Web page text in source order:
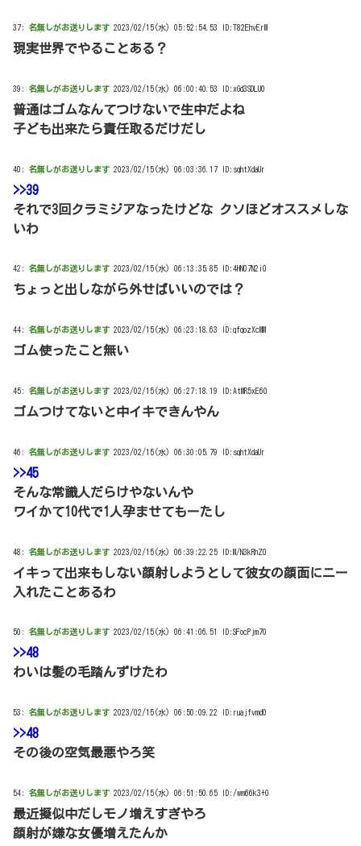
37: 名無しがお送りします 2023/02/15(水) 05:52:54.53 ID:T82EhvErM
現実世界でやることある？
39: 名無しがお送りします 2023/02/15(水) 06:00:40.53 ID:xGd3SDLU0
普通はゴムなんてつけないで生中だよね
子ども出来たら責任取るだけだし
40: 名無しがお送りします 2023/02/15(水) 06:03:36.17 ID:sqhtXdaUr
>>39
それで3回クラミジアなったけどな クソほどオススメしな
いわ
42: 名無しがお送りします 2023/02/15(水) 06:13:35.85 ID:4HN07N2i0
ちょっと出しながら外せばいいのでは？
44: 名無しがお送りします 2023/02/15(水) 06:23:18.63 ID:qfqozXcMM
ゴム使ったこと無い
45: 名無しがお送りします 2023/02/15(水) 06:27:18.19 ID:AtMR5xE60
ゴムつけてないと中イキできんやん
46: 名無しがお送りします 2023/02/15(水) 06:30:05.79 ID:sqhtXdaUr
>>45
そんな常識人だらけやないんや
ワイかて10代で1人孕ませてもーたし
48: 名無しがお送りします 2023/02/15(水) 06:39:22.25 ID:M/N3kRhZ0
イキって出来もしない顔射しようとして彼女の顔面にニー
入れたことあるわ
50: 名無しがお送りします 2023/02/15(水) 06:41:06.51 ID:SFocPjm70
>>48
わいは髪の毛踏んずけたわ
53: 名無しがお送りします 2023/02/15(水) 06:50:09.22 ID:ruajfvmd0
>>48
その後の空気最悪やろ笑
54: 名無しがお送りします 2023/02/15(水) 06:51:50.65 ID:/wm66k3+0
最近擬似中だしモノ増えすぎやろ
顔射が嫌な女優増えたんか